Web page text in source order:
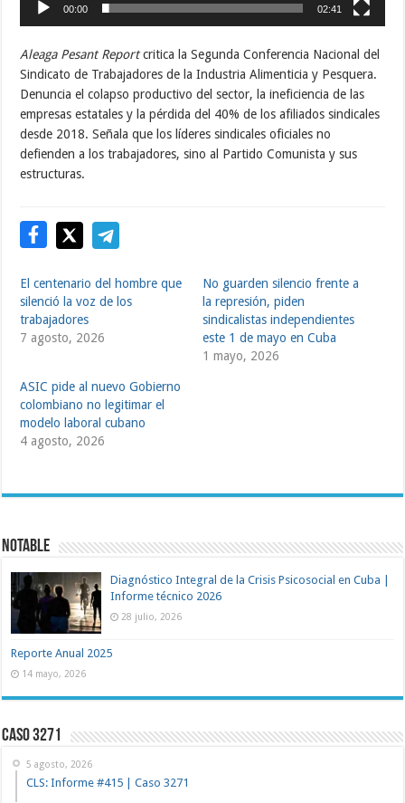
00:00 02:41
Aleaga Pesant Reportcritica la Segunda Conferencia Nacional del
Sindicato de Trabajadores de la Industria Alimenticia y Pesquera.
Denuncia el colapso productivo del sector, la ineficiencia de las
empresas estatales y la pérdida del 40% de los afiliados sindicales
desde 2018. Señala que los líderes sindicales oficiales no
defienden a los trabajadores, sino al Partido Comunista y sus
estructuras.
El centenario del hombre que
silenció la voz de los
trabajadores
7 agosto, 2026
No guarden silencio frente a
la represión, piden
sindicalistas independientes
este 1 de mayo en Cuba
1 mayo, 2026
ASIC pide al nuevo Gobierno
colombiano no legitimar el
modelo laboral cubano
4 agosto, 2026
NOTABLE
Diagnóstico Integral de la Crisis Psicosocial en Cuba |
Informe técnico 2026
28 julio, 2026
Reporte Anual 2025
14 mayo, 2026
Caso 3271
5 agosto, 2026
CLS: Informe #415 | Caso 3271